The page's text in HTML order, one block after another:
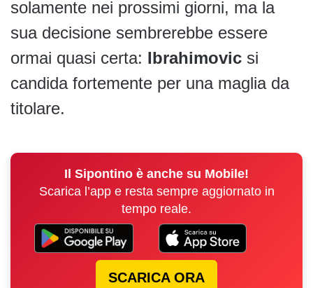
solamente nei prossimi giorni, ma la
sua decisione sembrerebbe essere
ormai quasi certa: Ibrahimovic si
candida fortemente per una maglia da
titolare.
Il Sipontino è anche su Mobile!
Scarica l’app e resta sempre aggiornato in
tempo reale.
SCARICA ORA